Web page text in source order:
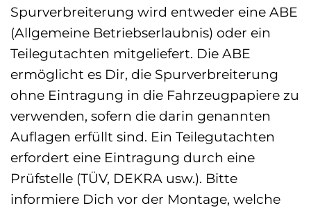
Spurverbreiterung wird entweder eine ABE
(Allgemeine Betriebserlaubnis) oder ein
Teilegutachten mitgeliefert. Die ABE
ermöglicht es Dir, die Spurverbreiterung
ohne Eintragung in die Fahrzeugpapiere zu
verwenden, sofern die darin genannten
Auflagen erfüllt sind. Ein Teilegutachten
erfordert eine Eintragung durch eine
Prüfstelle (TÜV, DEKRA usw.). Bitte
informiere Dich vor der Montage, welche